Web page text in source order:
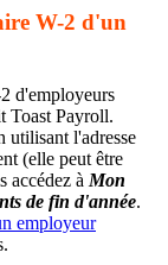
W-2 d'un
d'employeurs
Toast Payroll.
utilisant l'adresse
(elle peut être
accédez à Mon
de fin d'année.
employeur